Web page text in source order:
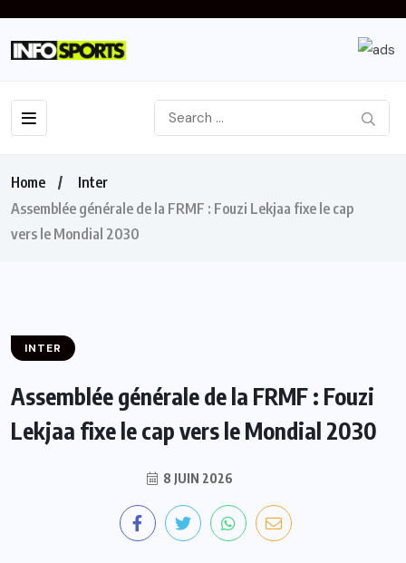
Home
Inter
Assemblée générale de la FRMF : Fouzi Lekjaa fixe le cap
vers le Mondial 2030
INTER
Assemblée générale de la FRMF : Fouzi
Lekjaa fixe le cap vers le Mondial 2030
8 JUIN 2026